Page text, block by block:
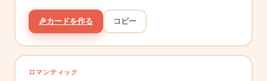
🎉カードを作る コピー
ロマンティック